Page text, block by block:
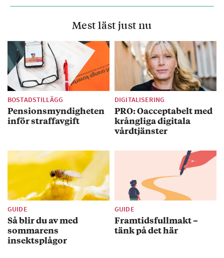
Mest läst just nu
BOSTADSTILLÄGG
Pensionsmyndigheten
inför straffavgift
DIGITALISERING
PRO: Oacceptabelt med
krångliga digitala
vårdtjänster
GUIDE
Så blir du av med
sommarens
insektsplågor
GUIDE
Framtidsfullmakt –
tänk på det här